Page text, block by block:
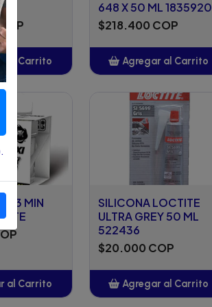
al Carrito
648 X 50 ML 1835920
$218.400 COP
Agregar al Carrito
33 MIN
al Carrito
SILICONA LOCTITE
ULTRA GREY 50 ML
522436
$20.000 COP
Agregar al Carrito